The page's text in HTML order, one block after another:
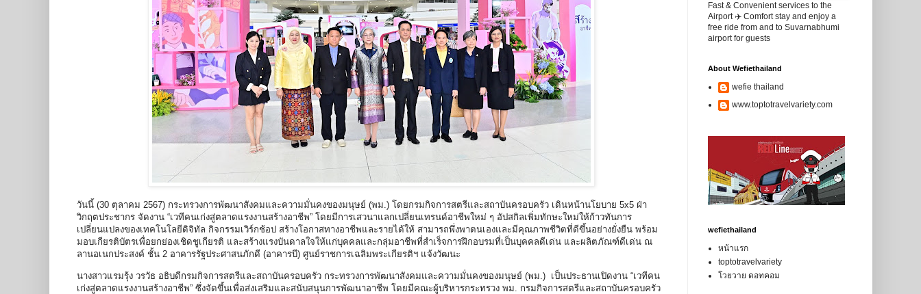
วันนี้ (30 ตุลาคม 2567) กระทรวงการพัฒนาสังคมและความมั่นคงของมนุษย์ (พม.) โดยกรมกิจการสตรีและสถาบันครอบครัว เดินหน้านโยบาย 5x5 ฝ่า
วิกฤตประชากร จัดงาน “เวทีคนเก่งสู่ตลาดแรงงานสร้างอาชีพ” โดยมีการเสวนาแลกเปลี่ยนเทรนด์อาชีพใหม่ ๆ อัปสกิลเพิ่มทักษะใหม่ให้ก้าวทันการ
เปลี่ยนแปลงของเทคโนโลยีดิจิทัล กิจกรรมเวิร์กช้อป สร้างโอกาสทางอาชีพและรายได้ให้ สามารถพึ่งพาตนเองและมีคุณภาพชีวิตที่ดีขึ้นอย่างยั่งยืน พร้อม
มอบเกียรติบัตรเพื่อยกย่องเชิดชูเกียรติ และสร้างแรงบันดาลใจให้แก่บุคคลและกลุ่มอาชีพที่สำเร็จการฝึกอบรมที่เป็นบุคคลดีเด่น และผลิตภัณฑ์ดีเด่น ณ
ลานอเนกประสงค์ ชั้น 2 อาคารรัฐประศาสนภักดี (อาคารบี) ศูนย์ราชการเฉลิมพระเกียรติฯ แจ้งวัฒนะ
นางสาวแรมรุ้ง วรวัธ อธิบดีกรมกิจการสตรีและสถาบันครอบครัว กระทรวงการพัฒนาสังคมและความมั่นคงของมนุษย์ (พม.) เป็นประธานเปิดงาน “เวทีคน
เก่งสู่ตลาดแรงงานสร้างอาชีพ” ซึ่งจัดขึ้นเพื่อส่งเสริมและสนับสนุนการพัฒนาอาชีพ โดยมีคณะผู้บริหารกระทรวง พม. กรมกิจการสตรีและสถาบันครอบครัว
Fast & Convenient services to the
Airport ✈️ Comfort stay and enjoy a
free ride from and to Suvarnabhumi
airport for guests
About Wefiethailand
wefie thailand
www.toptotravelvariety.com
wefiethailand
หน้าแรก
toptotravelvariety
โวยวาย ดอทคอม